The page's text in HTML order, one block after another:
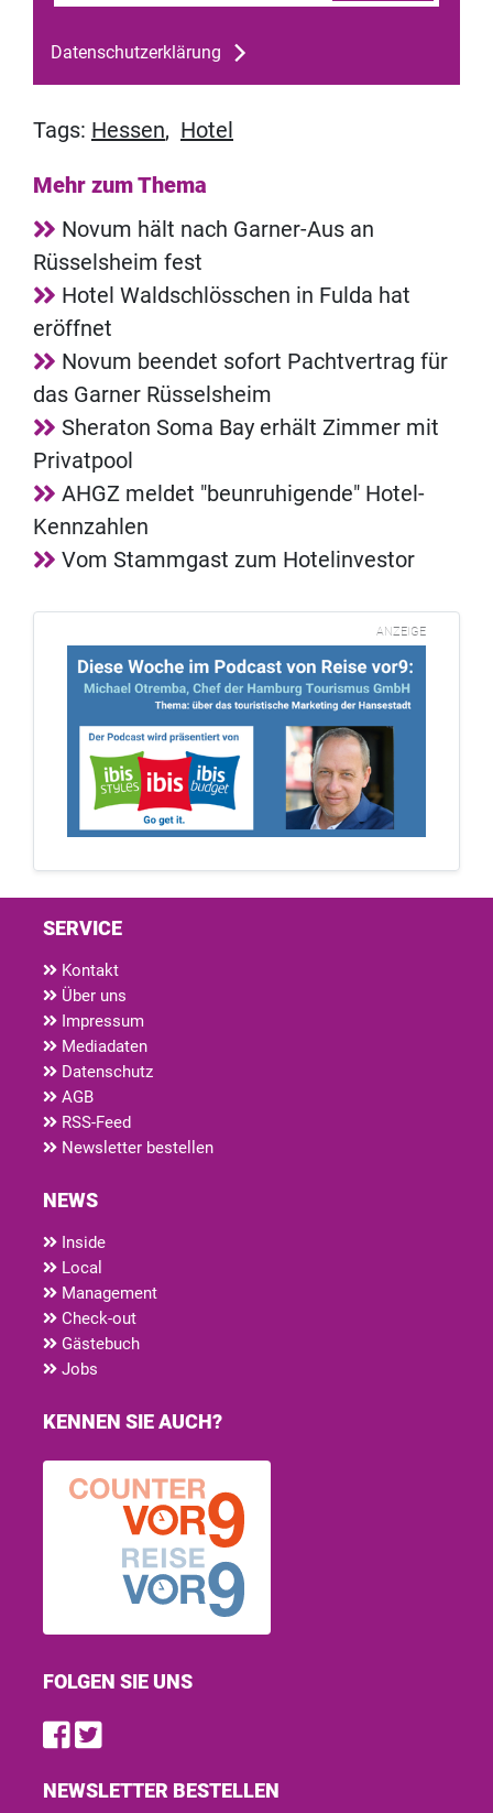
Datenschutzerklärung
Tags: Hessen, Hotel
Mehr zum Thema
Novum hält nach Garner-Aus an
Rüsselsheim fest
Hotel Waldschlösschen in Fulda hat
eröffnet
Novum beendet sofort Pachtvertrag für
das Garner Rüsselsheim
Sheraton Soma Bay erhält Zimmer mit
Privatpool
AHGZ meldet "beunruhigende" Hotel-
Kennzahlen
Vom Stammgast zum Hotelinvestor
ANZEIGE
SERVICE
Kontakt
Über uns
Impressum
Mediadaten
Datenschutz
AGB
RSS-Feed
Newsletter bestellen
NEWS
Inside
Local
Management
Check-out
Gästebuch
Jobs
KENNEN SIE AUCH?
FOLGEN SIE UNS
Find us on Facebook
Follow us on Twitter
NEWSLETTER BESTELLEN